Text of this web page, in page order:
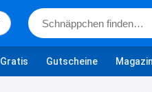
Gratis Gutscheine Magazin